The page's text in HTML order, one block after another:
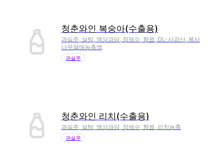
청춘와인 복숭아(수출용)
과실주, 설탕, 액상과당, 정제수, 향료, DL-사과산, 복사
나무열매농축액
과실주
청춘와인 리치(수출용)
과실주, 설탕, 액상과당, 정제수, 향료, 리치농축
과실주